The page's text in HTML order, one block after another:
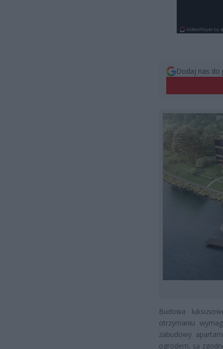
Dodaj nas do
Budowa
otrzymaniu
zabudowy
ogrodem, są